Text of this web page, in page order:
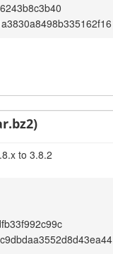
to 3.8.2